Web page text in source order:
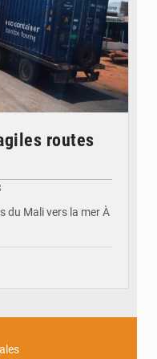
routes
du Mali vers la mer À